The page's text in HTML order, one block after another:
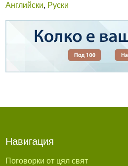
Английски, Руски
Навигация
Поговорки от цял свят